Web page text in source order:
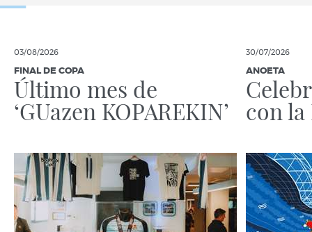
03/08/2026
FINAL DE COPA
Último mes de
‘GUazen KOPAREKIN’
30/07/2026
ANOETA
con la